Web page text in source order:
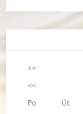
<<
<<
Po
Út